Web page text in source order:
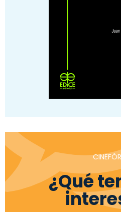
¿Qué